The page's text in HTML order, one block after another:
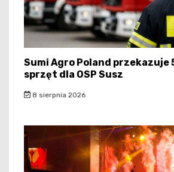
Sumi Agro Poland przekazuje
sprzęt dla OSP Susz
8 sierpnia 2026